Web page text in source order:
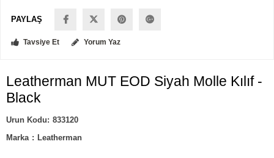
PAYLAŞ
Tavsiye Et Yorum Yaz
Leatherman MUT EOD Siyah Molle Kılıf -
Black
833120
Marka : Leatherman